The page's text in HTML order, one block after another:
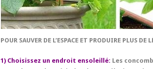
POUR SAUVER DE L’ESPACE ET PRODUIRE PLUS
1) Choisissez un endroit ensoleillé: Les